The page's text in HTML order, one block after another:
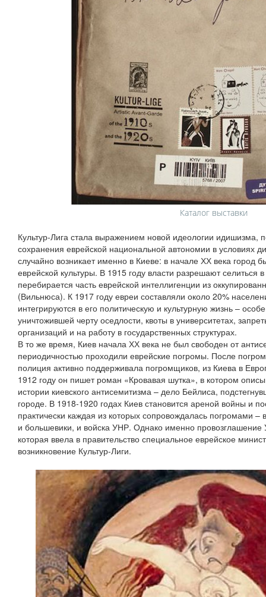
Каталог выставки
Культур-Лига стала выражением новой идеологии идишизма,
сохранения еврейской национальной автономии в условиях
случайно возникает именно в Киеве: в начале ХХ века город
еврейской культуры. В 1915 году власти разрешают
перебирается часть еврейской интеллигенции из
(Вильнюса). К 1917 году евреи составляли около 20%
интегрируются в его политическую и культурную жизнь –
уничтожившей черту оседлости, квоты в университетах,
организаций и на работу в государственных структурах.
В то же время, Киев начала ХХ века не был свободен от
периодичностью проходили еврейские погромы. После
полиция активно поддерживала погромщиков, из Киева в
1912 году он пишет роман «Кровавая шутка», в котором
истории киевского антисемитизма – дело Бейлиса,
городе. В 1918-1920 годах Киев становится ареной войны и
практически каждая из которых сопровождалась погромами –
и большевики, и войска УНР. Однако именно провозглашение
которая ввела в правительство специальное еврейское
возникновение Культур-Лиги.